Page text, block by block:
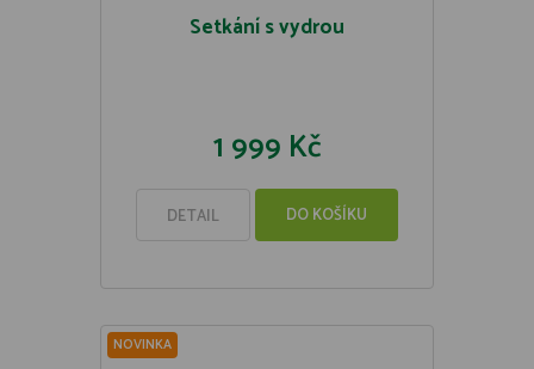
Setkání s vydrou
1 999 Kč
DETAIL DO KOŠÍKU
NOVINKA